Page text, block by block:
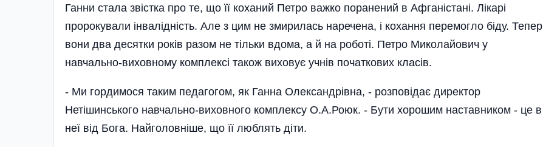
Ганни стала звістка про те, що її коханий Петро важко поранений в Афганістані. Лікарі
пророкували інвалідність. Але з цим не змирилась наречена, і кохання перемогло біду. Тепер
вони два десятки років разом не тільки вдома, а й на роботі. Петро Миколайович у
навчально-виховному комплексі також виховує учнів початкових класів.
- Ми гордимося таким педагогом, як Ганна Олександрівна, - розповідає директор
Нетішинського навчально-виховного комплексу О.А.Роюк. - Бути хорошим наставником - це в
неї від Бога. Найголовніше, що її люблять діти.